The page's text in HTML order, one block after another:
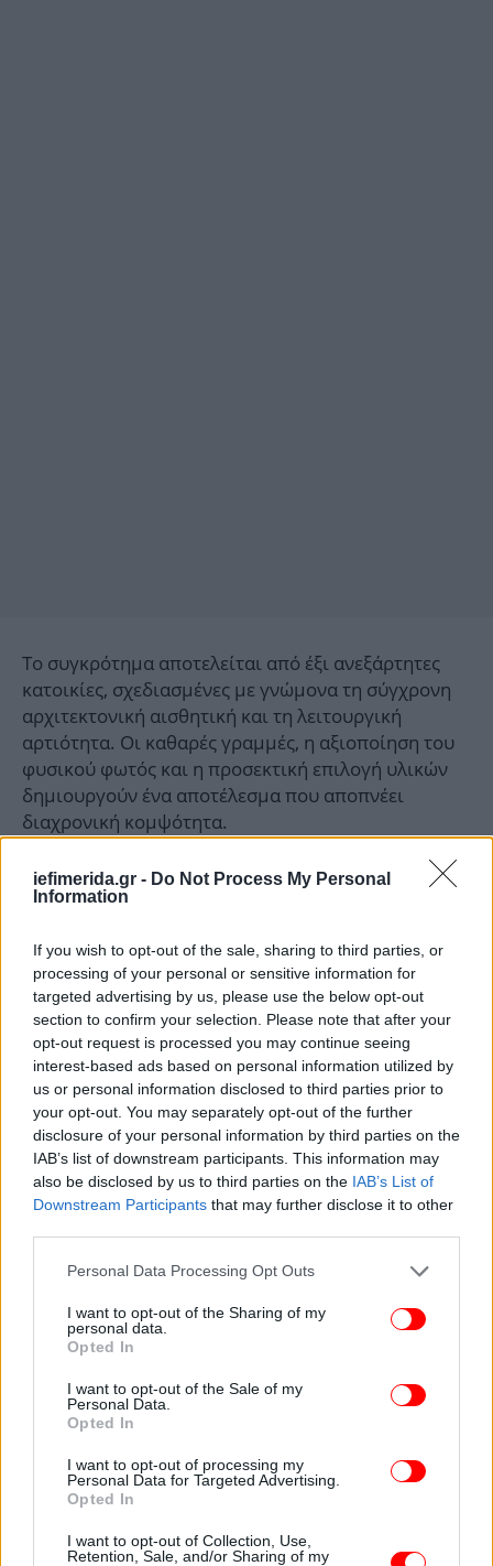
iefimerida.gr - Do Not Process My Personal
Information
If you wish to opt-out of the sale, sharing to third parties, or
processing of your personal or sensitive information for
targeted advertising by us, please use the below opt-out
section to confirm your selection. Please note that after your
opt-out request is processed you may continue seeing
interest-based ads based on personal information utilized by
us or personal information disclosed to third parties prior to
your opt-out. You may separately opt-out of the further
disclosure of your personal information by third parties on the
IAB’s list of downstream participants. This information may
also be disclosed by us to third parties on the IAB’s List of
Downstream Participants that may further disclose it to other
Please note that this website/app uses one or more Google
not limited to your visit or usage behaviour. You may click to
grant or deny consent to Google and its third-party tags to
use your data for below specified purposes in below Google
consent section.
Personal Data Processing Opt Outs
I want to opt-out of the Sharing of my
personal data.
Opted In
I want to opt-out of the Sale of my
Personal Data.
Opted In
I want to opt-out of processing my
Personal Data for Targeted Advertising.
Opted In
I want to opt-out of Collection, Use,
Retention, Sale, and/or Sharing of my
Το συγκρότημα αποτελείται από έξι ανεξάρτητες
κατοικίες, σχεδιασμένες με γνώμονα τη σύγχρονη
αρχιτεκτονική αισθητική και τη λειτουργική
αρτιότητα. Οι καθαρές γραμμές, η αξιοποίηση του
φυσικού φωτός και η προσεκτική επιλογή υλικών
δημιουργούν ένα αποτέλεσμα που αποπνέει
διαχρονική κομψότητα.
Σε επίπεδο τεχνικών προδιαγραφών, τα ακίνητα
ανταποκρίνονται πλήρως στις απαιτήσεις της
Α+, αντλίες θερμότητας, θερμοπρόσοψη και
ενδοδαπέδια θέρμανση εξασφαλίζουν υψηλή
ενεργειακή απόδοση και βέλτιστες συνθήκες
διαβίωσης καθ’ όλη τη διάρκεια του έτους.
Τα ισόγεια διαμερίσματα διαθέτουν ιδιωτικούς
κήπους, προσφέροντας έναν πολύτιμο υπαίθριο
χώρο που ενισχύει την αίσθηση κατοικίας, ενώ το
σύνολο των διαμερισμάτων παραδίδεται με
εντοιχιζόμενες ηλεκτρικές συσκευές και
προσεγμένα, πολυτελή φινιρίσματα που
αναδεικνύουν την ποιότητα της κατασκευής.